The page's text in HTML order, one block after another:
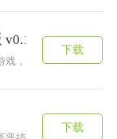
v0.17.5
戏，在游戏中你将踏
下载
下载